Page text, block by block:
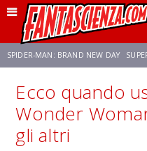
SPIDER-MAN: BRAND NEW DAY
FRANCO RICCIARDIELLO ZENDAYA
NETFLIX
Ecco quando
Wonder
gli altri